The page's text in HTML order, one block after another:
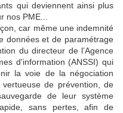
qui deviennent ainsi plus
nos PME...
car même une indemnité
données et de paramétrage
du directeur de l’Agence
d'information (ANSSI) qui
la voie de la négociation
de prévention, de
de leur système
sans pertes, afin de